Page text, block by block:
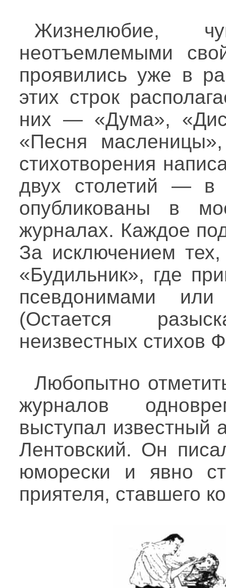
Жизнелюбие,
неотъемлемыми
проявились уже в
этих строк
них — «Дума»,
«Песня
стихотворения
двух столетий —
опубликованы в
журналах. Каждое
За исключением
«Будильник», где
псевдонимами или
(Остается
неизвестных стихов
Любопытно
журналов
выступал известный
Лентовский. Он
юморески и явно
приятеля, ставшего